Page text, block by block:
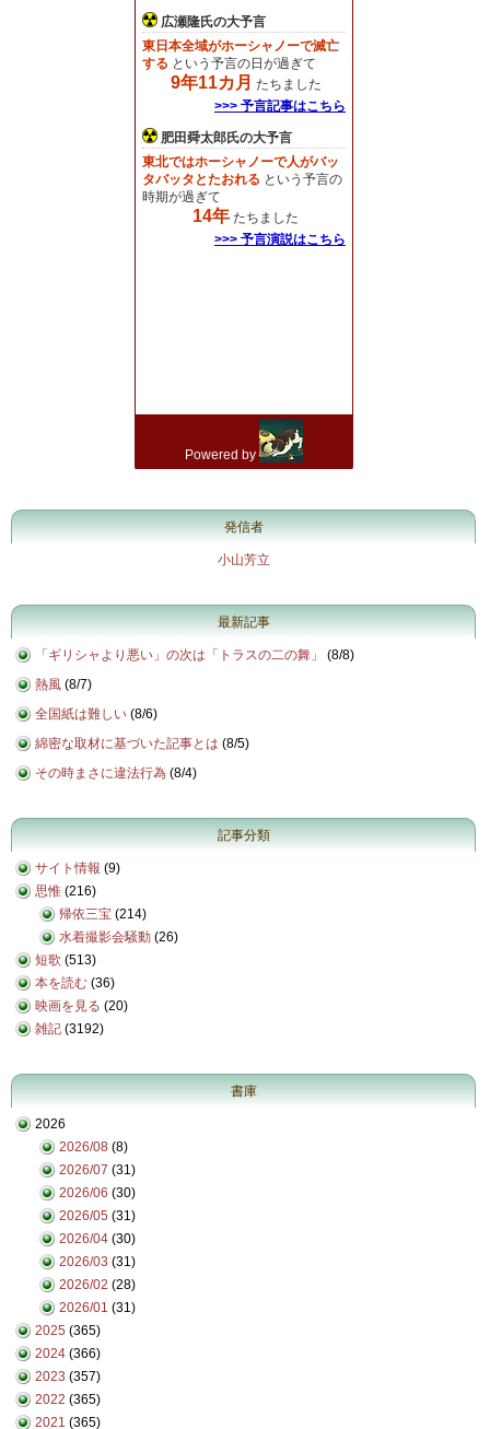
発信者
小山芳立
最新記事
「ギリシャより悪い」の次は「トラスの二の舞」 (8/8)
熱風 (8/7)
全国紙は難しい (8/6)
綿密な取材に基づいた記事とは (8/5)
その時まさに違法行為 (8/4)
記事分類
サイト情報 (9)
思惟 (216)
帰依三宝 (214)
水着撮影会騒動 (26)
短歌 (513)
本を読む (36)
映画を見る (20)
雑記 (3192)
書庫
2026
2026/08 (8)
2026/07 (31)
2026/06 (30)
2026/05 (31)
2026/04 (30)
2026/03 (31)
2026/02 (28)
2026/01 (31)
2025 (365)
2024 (366)
2023 (357)
2022 (365)
2021 (365)